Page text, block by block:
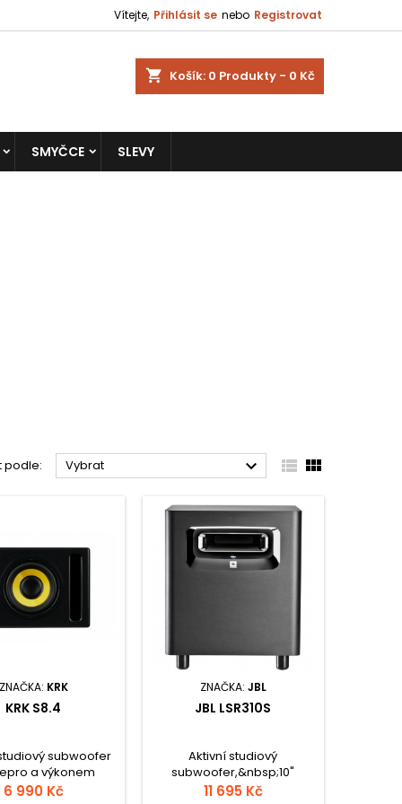
Vítejte, Přihlásit se nebo Registrovat
shopping_cart Košík: 0 Produkty - 0 Kč
SMYČCE SLEVY
podle: Vybrat   
ZNAČKA: KRK
KRK S8.4
subwoofer
a výkonem
Zaoblený design s
6 990 Kč
ZNAČKA: JBL
JBL LSR310S
Aktivní studiový
subwoofer,&nbsp;10"
woofer,&nbsp;výkon 200 W
11 695 Kč